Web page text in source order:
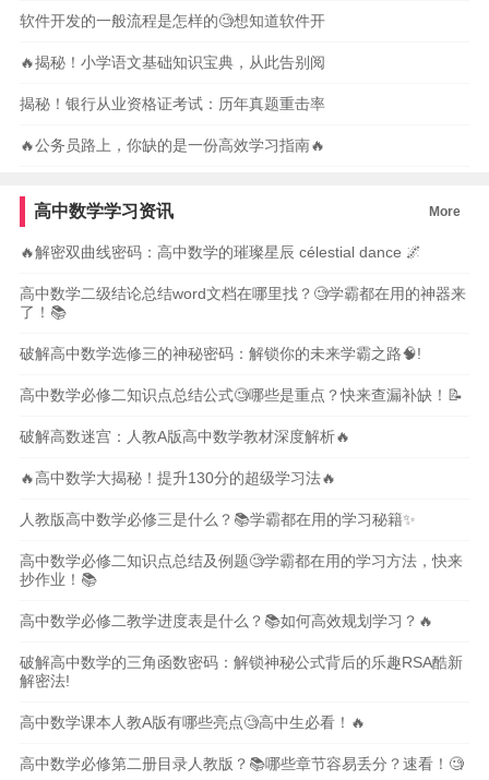
软件开发的一般流程是怎样的🧐想知道软件开
🔥揭秘！小学语文基础知识宝典，从此告别阅
揭秘！银行从业资格证考试：历年真题重击率
🔥公务员路上，你缺的是一份高效学习指南🔥
高中数学学习资讯 More
🔥解密双曲线密码：高中数学的璀璨星辰 célestial dance 🌌
高中数学二级结论总结word文档在哪里找？🧐学霸都在用的神器来
了！📚
破解高中数学选修三的神秘密码：解锁你的未来学霸之路🧠!
高中数学必修二知识点总结公式🧐哪些是重点？快来查漏补缺！📝
破解高数迷宫：人教A版高中数学教材深度解析🔥
🔥高中数学大揭秘！提升130分的超级学习法🔥
人教版高中数学必修三是什么？📚学霸都在用的学习秘籍✨
高中数学必修二知识点总结及例题🧐学霸都在用的学习方法，快来
抄作业！📚
高中数学必修二教学进度表是什么？📚如何高效规划学习？🔥
破解高中数学的三角函数密码：解锁神秘公式背后的乐趣RSA酷新
解密法!
高中数学课本人教A版有哪些亮点🧐高中生必看！🔥
高中数学必修第二册目录人教版？📚哪些章节容易丢分？速看！🧐